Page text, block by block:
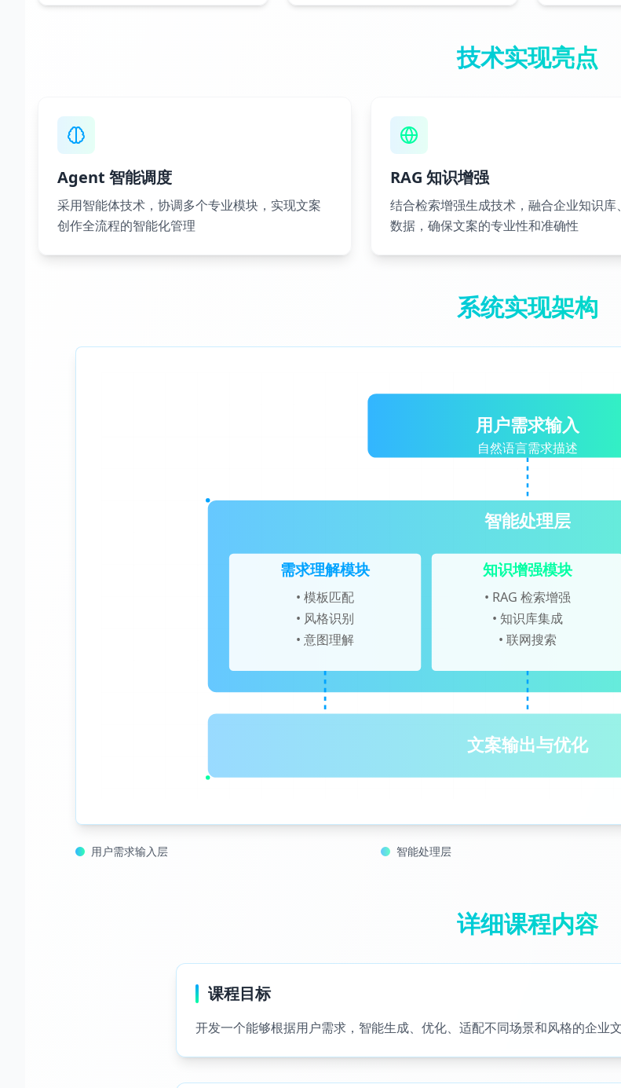
技术实现亮点
Agent 智能调度
采用智能体技术，协调多个专业模块，实现文案
创作全流程的智能化管理
RAG 知识增强
结合检索增强生成技术，融合企业知识库
数据，确保文案的专业性和准确性
系统实现架构
用户需求输入
自然语言需求描述
智能处理层
需求理解模块
• 模板匹配
• 风格识别
• 意图理解
知识增强模块
• RAG 检索增强
• 知识库集成
• 联网搜索
文案输出与优化
用户需求输入层 智能处理层
详细课程内容
课程目标
开发一个能够根据用户需求，智能生成、优化、适配不同场景和风格的企业